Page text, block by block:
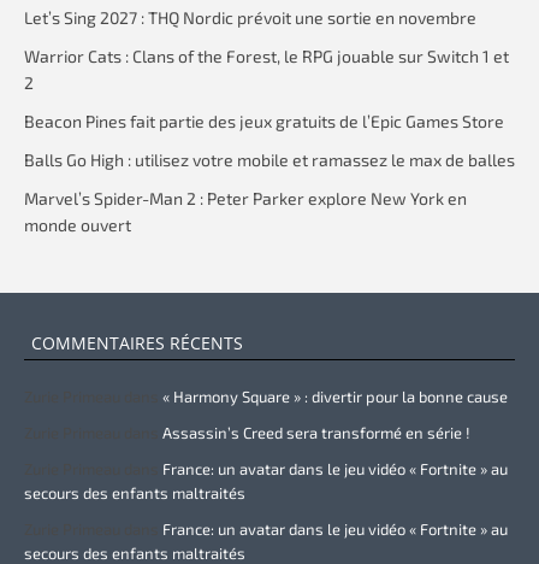
Let’s Sing 2027 : THQ Nordic prévoit une sortie en novembre
Warrior Cats : Clans of the Forest, le RPG jouable sur Switch 1 et
2
Beacon Pines fait partie des jeux gratuits de l’Epic Games Store
Balls Go High : utilisez votre mobile et ramassez le max de balles
Marvel’s Spider-Man 2 : Peter Parker explore New York en
monde ouvert
COMMENTAIRES RÉCENTS
« Harmony Square » : divertir pour la bonne cause
Assassin’s Creed sera transformé en série !
France: un avatar dans le jeu vidéo « Fortnite » au
secours des enfants maltraités
France: un avatar dans le jeu vidéo « Fortnite » au
secours des enfants maltraités